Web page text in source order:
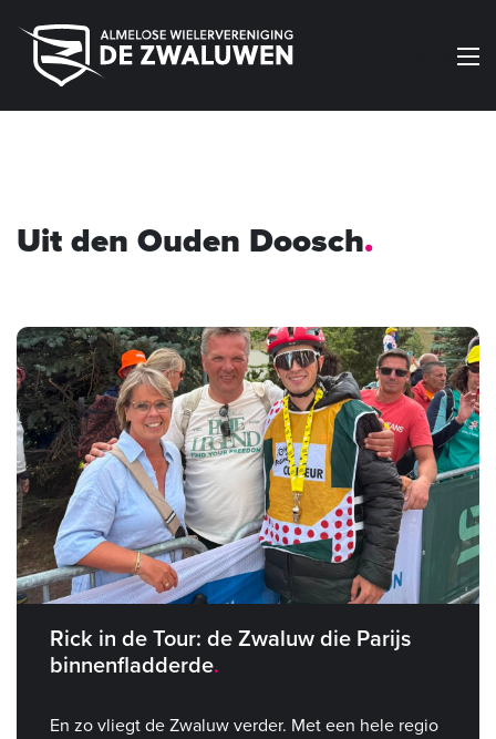
Uit den Ouden Doosch
Rick in de Tour: de Zwaluw die Parijs
binnenfladderde
En zo vliegt de Zwaluw verder. Met een hele regio